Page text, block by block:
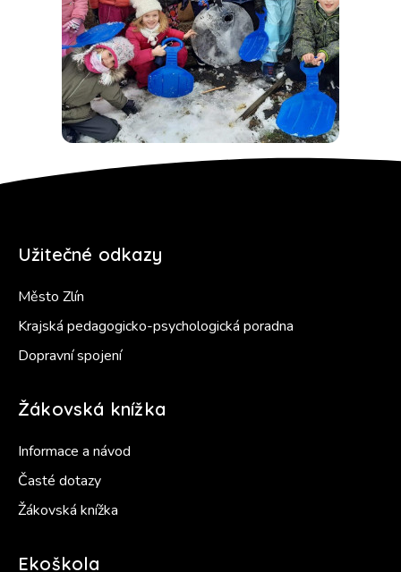
Užitečné odkazy
Město Zlín
Krajská pedagogicko-psychologická poradna
Dopravní spojení
Žákovská knížka
Informace a návod
Časté dotazy
Žákovská knížka
Ekoškola